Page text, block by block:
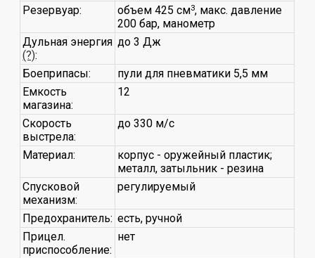
Резервуар:
объем 425 см3, макс. давление
200 бар, манометр
Дульная энергия
(?):
до 3 Дж
Боеприпасы:
пули для пневматики 5,5 мм
Емкость
магазина:
12
Скорость
выстрела:
до 330 м/с
Материал:
корпус - оружейный пластик;
металл, затыльник - резина
Спусковой
механизм:
регулируемый
Предохранитель: есть, ручной
Прицел.
приспособление:
нет